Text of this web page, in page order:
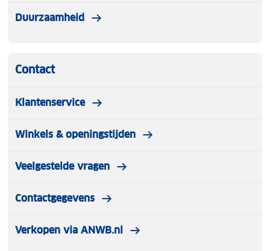
Duurzaamheid
Contact
Klantenservice
Winkels & openingstijden
Veelgestelde vragen
Contactgegevens
Verkopen via ANWB.nl